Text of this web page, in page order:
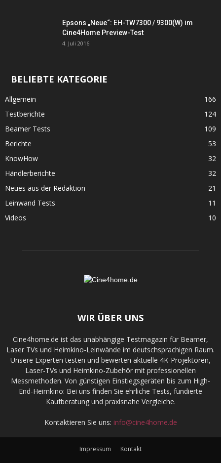
Epsons „Neue“: EH-TW7300 / 9300(W) im
Cine4Home Preview-Test
4. Juli 2016
BELIEBTE KATEGORIE
Allgemein
166
Testberichte
124
Beamer Tests
109
Berichte
53
KnowHow
32
Händlerberichte
32
Neues aus der Redaktion
21
Leinwand Tests
11
Videos
10
WIR ÜBER UNS
Cine4home.de ist das unabhängige Testmagazin für Beamer,
Laser TVs und Heimkino-Leinwände im deutschsprachigen Raum.
Unsere Experten testen und bewerten aktuelle 4K-Projektoren,
Laser-TVs und Heimkino-Zubehör mit professionellen
Messmethoden. Von günstigen Einstiegsgeräten bis zum High-
End-Heimkino: Bei uns finden Sie ehrliche Tests, fundierte
Kaufberatung und praxisnahe Vergleiche.
Kontaktieren Sie uns: info@cine4home.de
Impressum
Kontakt